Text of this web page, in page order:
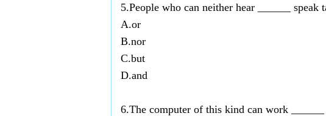
5.People who can neither hear ______
A.or
B.nor
C.but
D.and
6.The computer of this kind can work